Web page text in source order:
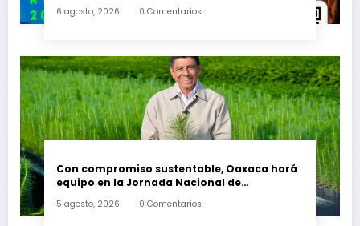
nivel medio superior
6 agosto, 2026 0 Comentarios
Con compromiso sustentable, Oaxaca hará
equipo en la Jornada Nacional de
5 agosto, 2026 0 Comentarios